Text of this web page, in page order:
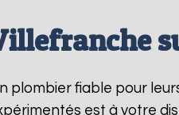
plombier fiable pour
est à votre